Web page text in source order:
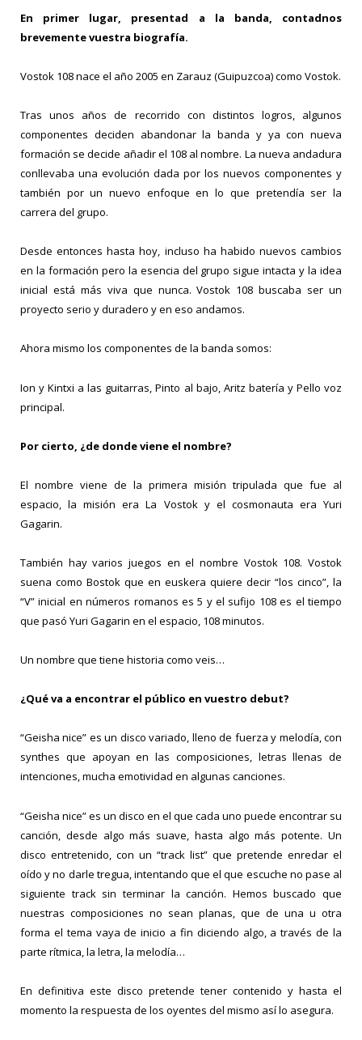
En primer lugar, presentad a la banda, contadnos
brevemente vuestra biografía.
Vostok 108 nace el año 2005 en Zarauz (Guipuzcoa) como Vostok.
Tras unos años de recorrido con distintos logros, algunos
componentes deciden abandonar la banda y ya con nueva
formación se decide añadir el 108 al nombre. La nueva andadura
conllevaba una evolución dada por los nuevos componentes y
también por un nuevo enfoque en lo que pretendía ser la
carrera del grupo.
Desde entonces hasta hoy, incluso ha habido nuevos cambios
en la formación pero la esencia del grupo sigue intacta y la idea
inicial está más viva que nunca. Vostok 108 buscaba ser un
proyecto serio y duradero y en eso andamos.
Ahora mismo los componentes de la banda somos:
Ion y Kintxi a las guitarras, Pinto al bajo, Aritz batería y Pello voz
principal.
Por cierto, ¿de donde viene el nombre?
El nombre viene de la primera misión tripulada que fue al
espacio, la misión era La Vostok y el cosmonauta era Yuri
Gagarin.
También hay varios juegos en el nombre Vostok 108. Vostok
suena como Bostok que en euskera quiere decir “los cinco”, la
“V” inicial en números romanos es 5 y el sufijo 108 es el tiempo
que pasó Yuri Gagarin en el espacio, 108 minutos.
Un nombre que tiene historia como veis…
¿Qué va a encontrar el público en vuestro debut?
“Geisha nice” es un disco variado, lleno de fuerza y melodía, con
synthes que apoyan en las composiciones, letras llenas de
intenciones, mucha emotividad en algunas canciones.
“Geisha nice” es un disco en el que cada uno puede encontrar su
canción, desde algo más suave, hasta algo más potente. Un
disco entretenido, con un “track list” que pretende enredar el
oído y no darle tregua, intentando que el que escuche no pase al
siguiente track sin terminar la canción. Hemos buscado que
nuestras composiciones no sean planas, que de una u otra
forma el tema vaya de inicio a fin diciendo algo, a través de la
parte rítmica, la letra, la melodía…
En definitiva este disco pretende tener contenido y hasta el
momento la respuesta de los oyentes del mismo así lo asegura.